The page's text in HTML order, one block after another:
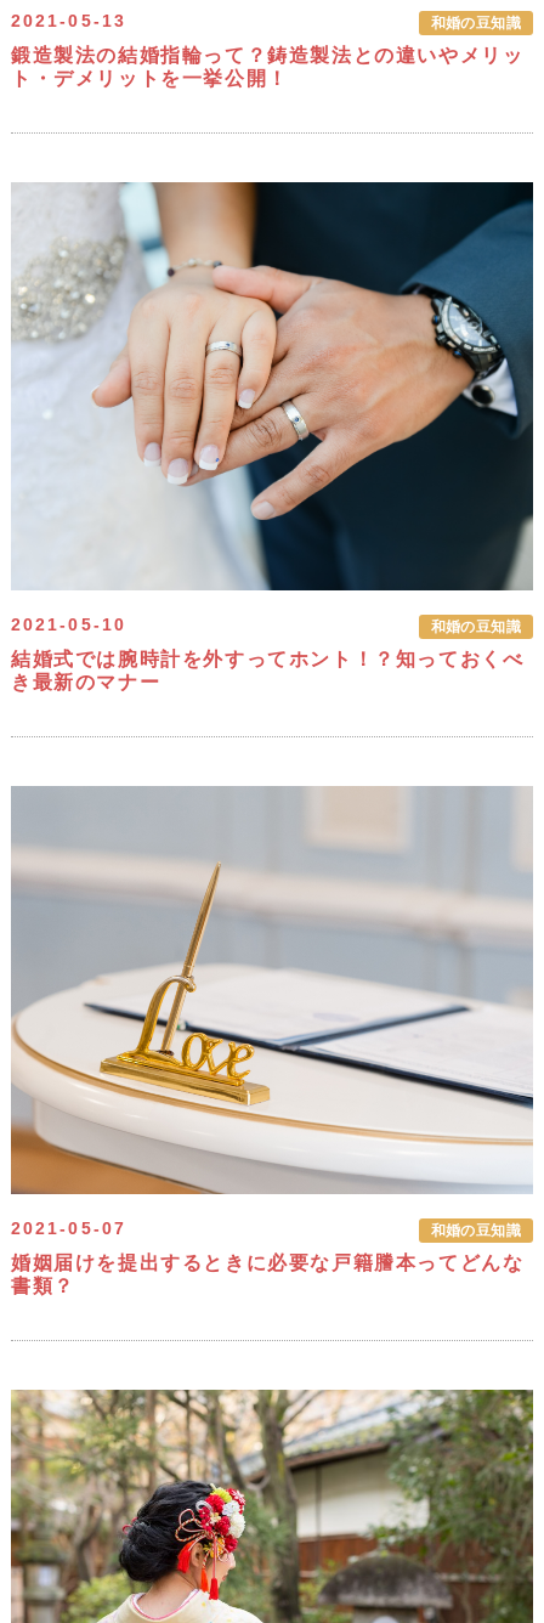
2021-05-13 和婚の豆知識
鍛造製法の結婚指輪って？鋳造製法との違いやメリッ
ト・デメリットを一挙公開！
2021-05-10 和婚の豆知識
結婚式では腕時計を外すってホント！？知っておくべ
き最新のマナー
2021-05-07 和婚の豆知識
婚姻届けを提出するときに必要な戸籍謄本ってどんな
書類？